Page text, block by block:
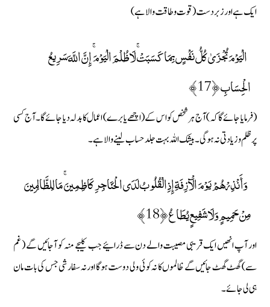
ایک ہے اور زبردست (قوت و طاقت والا ہے)
الْيَوْمَ تُجْزَىٰ كُلُّ نَفْسٍ بِمَا كَسَبَتْ ۚ لَا ظُلْمَ الْيَوْمَ ۚ إِنَّ اللَّهَ سَرِيعُ
الْحِسَابِ ﴿17﴾
(فرمایا جائے گا کہ) آج ہر شخص کو اس کے ( اچھے یا برے) اعمال کا بدلہ دیا جائے گا ۔ آج کسی
پر ظلم و زیادتی نہ ہوگی ۔ بیشک اللہ بہت جلد حساب لینے والا ہے۔
وَأَنْذِرْهُمْ يَوْمَ الْآزِفَةِ إِذِ الْقُلُوبُ لَدَى الْحَنَاجِرِ كَاظِمِينَ ۚ مَا لِلظَّالِمِينَ
مِنْ حَمِيمٍ وَلَا شَفِيعٍ يُطَاعُ ﴿18﴾
اور آپ انھیں ایک قریبی مصیبت والے دن سے ڈرائیے جب کلیجے منہ کو آجائیں گے (غم
سے) گھٹ گھٹ جائیں گے ظالموں کا نہ کوئی ولی دوست ہوگا اور نہ سفارشی جس کی بات مان
ہی لی جائے۔